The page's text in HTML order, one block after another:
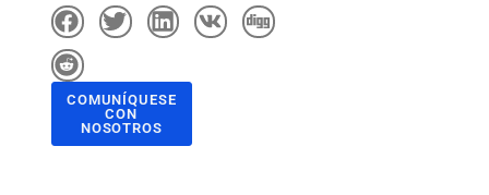
COMUNÍQUESE
CON
NOSOTROS